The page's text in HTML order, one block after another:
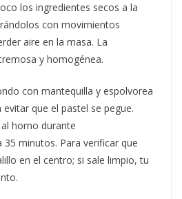
los ingredientes secos a la
con movimientos
aire en la masa. La
y homogénea.
con mantequilla y espolvorea
que el pastel se pegue.
horno durante
minutos. Para verificar que
en el centro; si sale limpio, tu